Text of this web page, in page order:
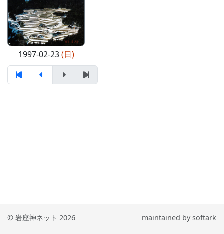
1997-02-23(日)
© 岩座神ネット 2026 maintained bysoftark